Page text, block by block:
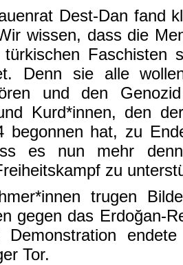
Dest-Dan fand
wissen, dass die
Faschisten
Denn sie alle
und den
Kurd*innen, den
begonnen hat, zu
es nun mehr
zu
trugen
gegen das Erdoğan-
Demonstration
Tor.